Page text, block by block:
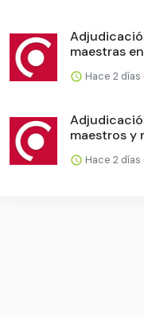
maestras
Hace 2 días
maestros y
Hace 2 días